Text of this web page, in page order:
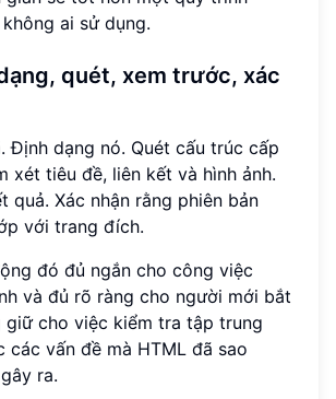
ai sử dụng.
quét, xem trước, xác
Định dạng nó. Quét cấu trúc cấp
xét tiêu đề, liên kết và hình ảnh.
quả. Xác nhận rằng phiên bản
với trang đích.
đó đủ ngắn cho công việc
và đủ rõ ràng cho người mới bắt
giữ cho việc kiểm tra tập trung
các vấn đề mà HTML đã sao
ra.